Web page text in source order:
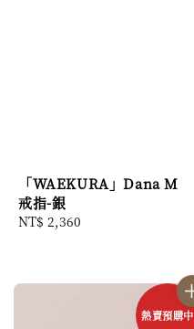
「WAEKURA」Dana M
戒指-銀
Regular
NT$ 2,360
熱賣預購中